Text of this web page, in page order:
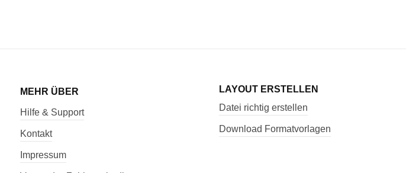
MEHR ÜBER
Hilfe & Support
Kontakt
Impressum
LAYOUT ERSTELLEN
Datei richtig erstellen
Download Formatvorlagen